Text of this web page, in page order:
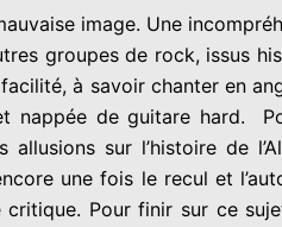
image. Une
groupes de rock, issus
à savoir chanter en
nappée de guitare hard.
allusions sur l’histoire de
une fois le recul et
critique. Pour finir sur ce